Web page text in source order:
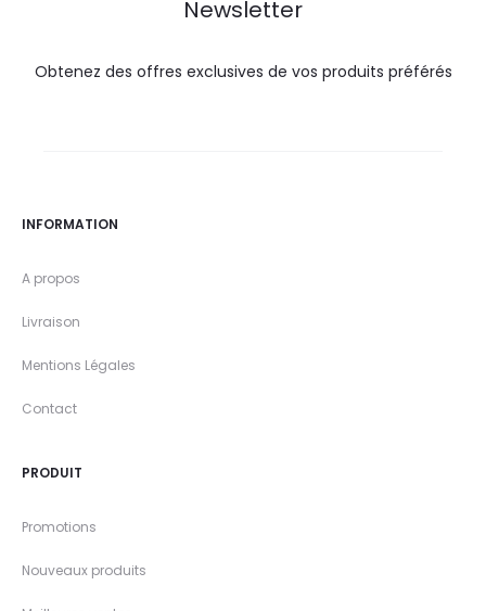
Newsletter
Obtenez des offres exclusives de vos produits préférés
INFORMATION
A propos
Livraison
Mentions Légales
Contact
PRODUIT
Promotions
Nouveaux produits